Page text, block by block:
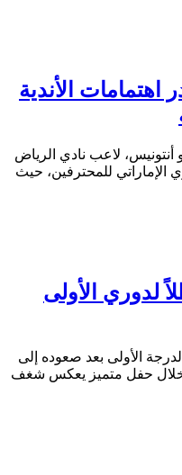
اهتمامات الأندية
أنتونيس، لاعب نادي الرياض
الإماراتي للمحترفين، حيث
لدوري الأولى
الأولى بعد صعوده إلى
خلال حفل متميز يعكس شغف